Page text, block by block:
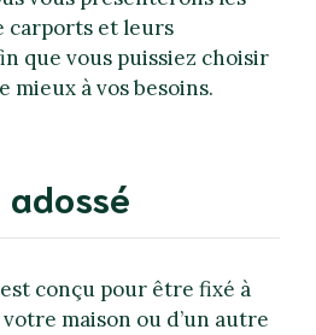
carports et leurs
que vous puissiez choisir
mieux à vos besoins.
conçu pour être fixé à
maison ou d’un autre